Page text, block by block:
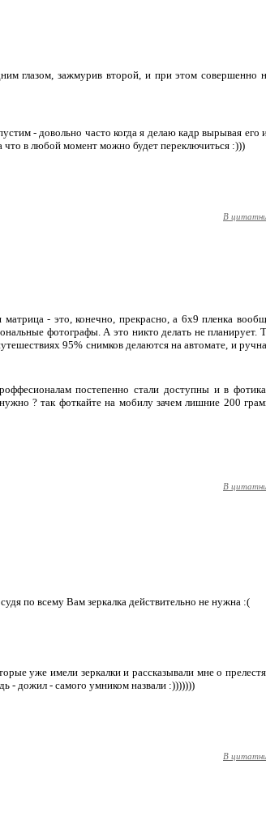
глазом, зажмурив второй, и при этом совершенно
- довольно часто когда я делаю кадр вырывая его
в любой момент можно будет переключиться :)))
В
- это, конечно, прекрасно, а 6x9 пленка
фотографы. А это никто делать не планирует.
95% снимков делаются на автомате, и
постепенно стали доступны и в
? так фоткайте на мобилу зачем лишние 200
В
по всему Вам зеркалка действительно не нужна :(
уже имели зеркалки и рассказывали мне о
- дожил - самого умником назвали :)))))))
В